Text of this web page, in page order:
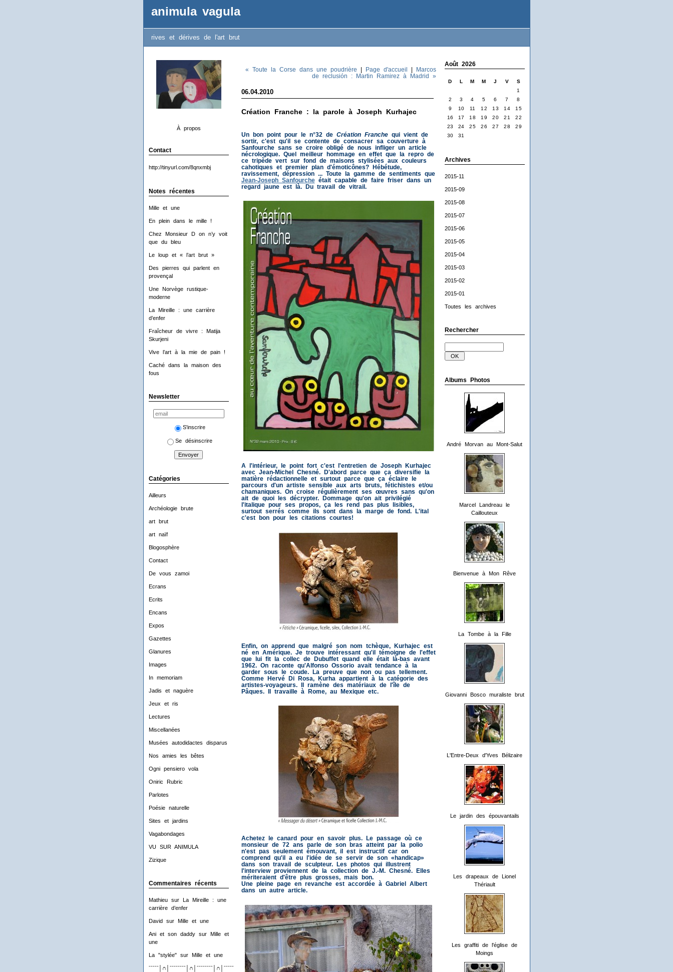
animula vagula
rives et dérives de l'art brut
À propos
Contact
http://tinyurl.com/8qnxmbj
Notes récentes
Mille et une
En plein dans le mille !
Chez Monsieur D on n’y voit
que du bleu
Le loup et « l’art brut »
Des pierres qui parlent en
provençal
Une Norvège rustique-
moderne
La Mireille : une carrière
d’enfer
Fraîcheur de vivre : Matija
Skurjeni
Vive l’art à la mie de pain !
Caché dans la maison des
fous
Newsletter
S'inscrire
Se désinscrire
Catégories
Ailleurs
Archéologie brute
art brut
art naïf
Blogosphère
Contact
De vous zamoi
Ecrans
Ecrits
Encans
Expos
Gazettes
Glanures
Images
In memoriam
Jadis et naguère
Jeux et ris
Lectures
Miscellanées
Musées autodidactes disparus
Nos amies les bêtes
Ogni pensiero vola
Oniric Rubric
Parlotes
Poésie naturelle
Sites et jardins
Vagabondages
VU SUR ANIMULA
Zizique
Commentaires récents
Mathieusur
La Mireille : une
carrière d’enfer
David sur Mille et une
Ani et son daddysur
Mille et
une
La "stylée"sur Mille et une
ˉˉˉˉˉ│∩│ˉˉˉˉˉˉˉˉ│∩│ˉˉˉˉˉˉˉˉ│∩│ˉˉˉˉˉˉˉˉ│∩│ˉˉˉˉ
Août 2026
D L M M J V
S
1
2
3 4 5 6 7
8
9
10 11 12 13 14
15
16
17 18 19 20 21
22
23
24 25 26 27 28
29
30
31
Archives
2015-11
2015-09
2015-08
2015-07
2015-06
2015-05
2015-04
2015-03
2015-02
2015-01
Toutes les archives
Rechercher
Albums Photos
André Morvan au Mont-Salut
Marcel Landreau le
Caillouteux
Bienvenue à Mon Rêve
La Tombe à la Fille
Giovanni Bosco muraliste brut
L'Entre-Deux d'Yves Bélizaire
Le jardin des épouvantails
Les drapeaux de Lionel
Thériault
Les graffiti de l'église de
Moings
« Toute la Corse dans une poudrière | Page d'accueil |
Marcos
de reclusión : Martin Ramirez à Madrid »
06.04.2010
Création Franche : la parole à Joseph Kurhajec
Un bon point pour le n°32 de Création Franchequi vient de
sortir, c'est qu'il se contente de consacrer sa couverture à
Sanfourche sans se croire obligé de nous infliger un article
nécrologique. Quel meilleur hommage en effet que la repro de
ce tripède vert sur fond de maisons stylisées aux couleurs
cahotiques et premier plan d'émoticônes? Hébétude,
ravissement, dépression ... Toute la gamme de sentiments que
Jean-Joseph Sanfourcheétait capable de faire friser dans un
regard jaune est là. Du travail de vitrail.
A l'intérieur, le point fort c'est l'entretien de Joseph Kurhajec
avec Jean-Michel Chesné. D'abord parce que ça diversifie la
matière rédactionnelle et surtout parce que ça éclaire le
parcours d'un artiste sensible aux arts bruts, fétichistes et/ou
chamaniques. On croise régulièrement ses œuvres sans qu'on
ait de quoi les décrypter. Dommage qu'on ait privilégié
l'italique pour ses propos, ça les rend pas plus lisibles,
surtout serrés comme ils sont dans la marge de fond. L'ital
c'est bon pour les citations courtes!
Enfin, on apprend que malgré son nom tchèque, Kurhajec est
né en Amérique. Je trouve intéressant qu'il témoigne de l'effet
que lui fit la collec de Dubuffet quand elle était là-bas avant
1962. On raconte qu'Alfonso Ossorio avait tendance à la
garder sous le coude. La preuve que non ou pas tellement.
Comme Hervé Di Rosa, Kurha appartient à la catégorie des
artistes-voyageurs. Il ramène des matériaux de l'île de
Pâques. Il travaille à Rome, au Mexique etc.
Achetez le canard pour en savoir plus. Le passage où ce
monsieur de 72 ans parle de son bras atteint par la polio
n'est pas seulement émouvant, il est instructif car on
comprend qu'il a eu l'idée de se servir de son «handicap»
dans son travail de sculpteur. Les photos qui illustrent
l'interview proviennent de la collection de J.-M. Chesné. Elles
mériteraient d'être plus grosses, mais bon.
Une pleine page en revanche est accordée à Gabriel Albert
dans un autre article.